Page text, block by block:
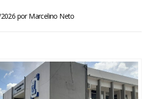
porMarcelino Neto